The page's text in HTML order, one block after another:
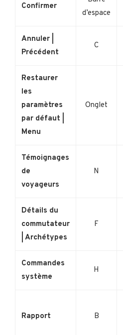
Confirmer
d’espace
Annuler |
Précédent
C
Restaurer
les
paramètres
par défaut |
Menu
Onglet
Témoignages
de
voyageurs
N
Détails du
commutateur
| Archétypes
F
Commandes
système
H
Rapport B